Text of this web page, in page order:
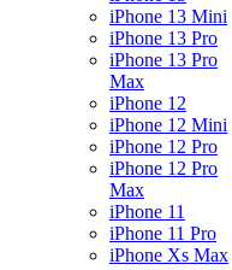
iPhone 13 Mini
iPhone 13 Pro
iPhone 13 Pro
Max
iPhone 12
iPhone 12 Mini
iPhone 12 Pro
iPhone 12 Pro
Max
iPhone 11
iPhone 11 Pro
iPhone Xs Max